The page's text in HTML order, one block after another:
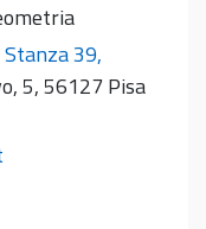
Stanza 39,
5, 56127 Pisa